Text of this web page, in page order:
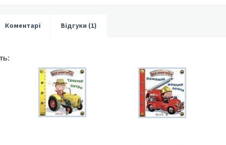
Коментарі Відгуки (1)